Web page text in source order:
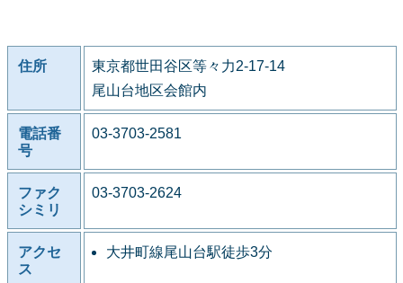
住所
東京都世田谷区等々力2-17-14
尾山台地区会館内
電話番
号
03-3703-2581
ファク
シミリ
03-3703-2624
アクセ
ス
大井町線尾山台駅徒歩3分